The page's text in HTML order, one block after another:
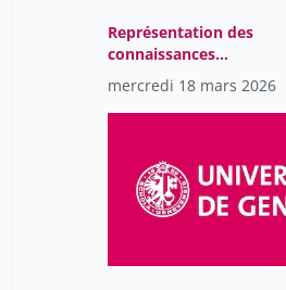
Représentation des
connaissances
(Knowledge organization
systems) / séminaire
mercredi 18 mars 2026